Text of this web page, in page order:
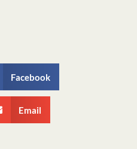
Facebook
Email